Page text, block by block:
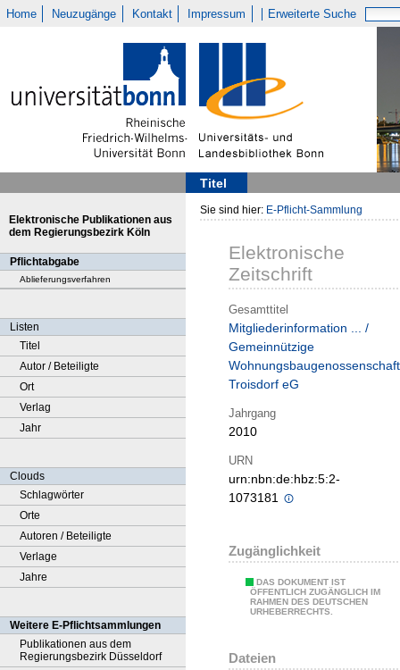
Home Neuzugänge Kontakt Impressum Erweiterte Suche
Titel
Elektronische Publikationen aus
dem Regierungsbezirk Köln
Pflichtabgabe
Ablieferungsverfahren
Listen
Titel
Autor / Beteiligte
Ort
Verlag
Jahr
Clouds
Schlagwörter
Orte
Autoren / Beteiligte
Verlage
Jahre
Weitere E-Pflichtsammlungen
Publikationen aus dem
Regierungsbezirk Düsseldorf
Sie sind hier: E-Pflicht-Sammlung
Elektronische
Zeitschrift
Gesamttitel
Mitgliederinformation ... /
Gemeinnützige
Wohnungsbaugenossenschaft
Troisdorf eG
Jahrgang
2010
URN
urn:nbn:de:hbz:5:2-
1073181
Zugänglichkeit
DAS DOKUMENT IST
ÖFFENTLICH ZUGÄNGLICH IM
RAHMEN DES DEUTSCHEN
URHEBERRECHTS.
Dateien